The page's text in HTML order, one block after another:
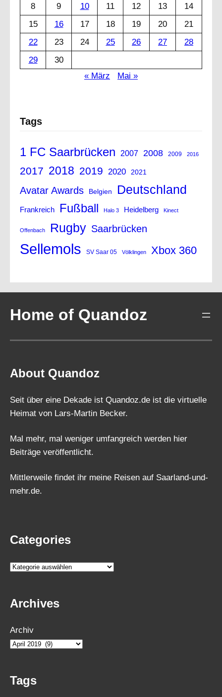
8
9 10 11 12 13
14
15
16 17 18 19 20
21
22
23 24 25 26 27
28
29
30
« März
Mai »
Tags
1 FC Saarbrücken 2007 2008 2009 2016
2017 2018 2019 2020 2021
Avatar Awards Belgien Deutschland
Frankreich Fußball Halo 3 Heidelberg Kinect
Offenbach Rugby Saarbrücken
Sellemols SV Saar 05 Völklingen Xbox 360
Home of Quandoz
About Quandoz
Seit über eine Dekade ist Quandoz.de ist die virtuelle
Heimat von Lars-Martin Becker.
Mal mehr, mal weniger umfangreich werden hier
Beiträge veröffentlicht.
Mittlerweile findet ihr meine Reisen auf Saarland-und-
mehr.de.
Categories
K
e
o
r
n
Archives
Archiv
Tags